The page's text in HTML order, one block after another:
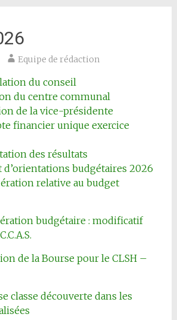
Equipe de rédaction
du conseil
du centre communal
de la vice-présidente
financier unique exercice
des résultats
d’orientations budgétaires 2026
relative au budget
budgétaire : modificatif
de la Bourse pour le CLSH –
classe découverte dans les